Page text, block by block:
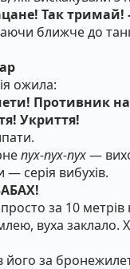
Так
ближче до
ожила:
Противник
Укриття!
пух-пух-пух—
— серія вибухів.
за 10
вуха заклало.
за